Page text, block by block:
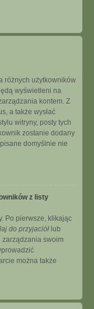
różnych użytkowników
wyświetleni na
kontem. Z
a także wysłać
witryny, posty tych
zostanie dodany
domyślnie nie
z listy
Po pierwsze, klikając
do przyjaciół lub
zarządzania swoim
można także